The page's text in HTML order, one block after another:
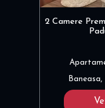
2 Camere